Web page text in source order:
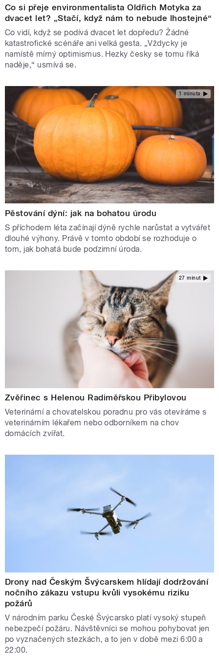
Co si přeje environmentalista Oldřich Motyka za
dvacet let? „Stačí, když nám to nebude lhostejné“
Co vidí, když se podívá dvacet let dopředu? Žádné
katastrofické scénáře ani velká gesta. „Vždycky je
namístě mírný optimismus. Hezky česky se tomu říká
naděje,“ usmívá se.
1 minuta
Pěstování dýní: jak na bohatou úrodu
S příchodem léta začínají dýně rychle narůstat a vytvářet
dlouhé výhony. Právě v tomto období se rozhoduje o
tom, jak bohatá bude podzimní úroda.
27 minut
Zvěřinec s Helenou Radiměřskou Přibylovou
Veterinární a chovatelskou poradnu pro vás otevíráme s
veterinárním lékařem nebo odborníkem na chov
domácích zvířat.
Drony nad Českým Švýcarskem hlídají dodržování
nočního zákazu vstupu kvůli vysokému riziku
požárů
V národním parku České Švýcarsko platí vysoký stupeň
nebezpečí požáru. Návštěvníci se mohou pohybovat jen
po vyznačených stezkách, a to jen v době mezi 6:00 a
22:00.